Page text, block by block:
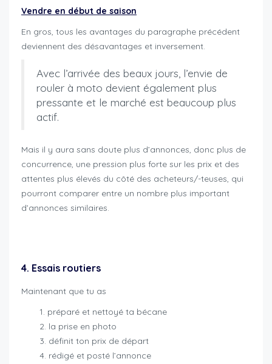
Vendre en début de saison
En gros, tous les avantages du paragraphe précédent
deviennent des désavantages et inversement.
Avec l’arrivée des beaux jours, l’envie de
rouler à moto devient également plus
pressante et le marché est beaucoup plus
actif.
Mais il y aura sans doute plus d’annonces, donc plus de
concurrence, une pression plus forte sur les prix et des
attentes plus élevés du côté des acheteurs/-teuses, qui
pourront comparer entre un nombre plus important
d’annonces similaires.
4. Essais routiers
Maintenant que tu as
préparé et nettoyé ta bécane
la prise en photo
définit ton prix de départ
rédigé et posté l’annonce